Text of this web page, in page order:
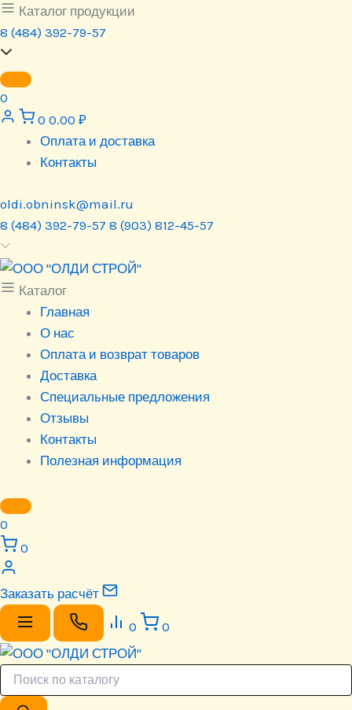
Перейти
к
содержимому
Каталог продукции
8 (484) 392-79-57
0
0 0.00 ₽
Оплата и доставка
Контакты
oldi.obninsk@mail.ru
8 (484) 392-79-57 8 (903) 812-45-57
Каталог
Главная
О нас
Оплата и возврат товаров
Доставка
Специальные предложения
Отзывы
Контакты
Полезная информация
0
0
Заказать расчёт
0 0